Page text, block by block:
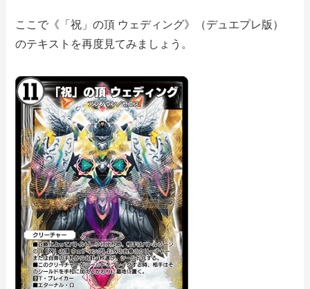
ここで《「祝」の頂 ウェディング》（デュエプレ版）
のテキストを再度見てみましょう。